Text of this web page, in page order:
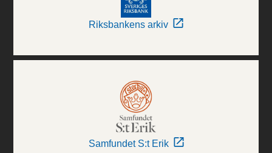
Riksbankens arkiv
Samfundet S:t Erik